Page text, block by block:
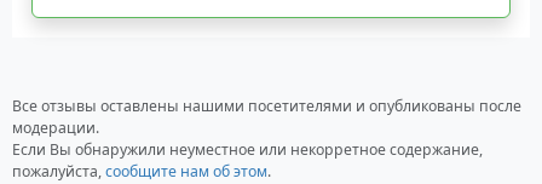
Все отзывы оставлены нашими посетителями и опубликованы после
модерации.
Если Вы обнаружили неуместное или некорретное содержание,
пожалуйста,сообщите нам об этом.